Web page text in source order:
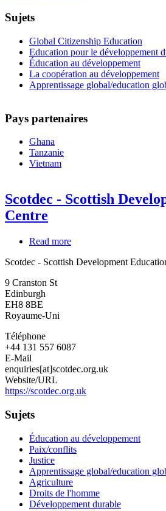
Sujets
Global Citizenship Education
Education pour le développement
Éducation au développement
La coopération au développement
Apprentissage global/education
Pays partenaires
Ghana
Tanzanie
Vietnam
Scotdec - Scottish
Centre
Read more
-
Scotdec - Scottish Development
9 Cranston St
Edinburgh
EH8 8BE
Royaume-Uni
Téléphone
+44 131 557 6087
E-Mail
enquiries[at]scotdec.org.uk
Website/URL
https://scotdec.org.uk
Sujets
Éducation au développement
Paix/conflits
Justice
Apprentissage global/education
Agriculture
Droits de l'homme
Développement durable